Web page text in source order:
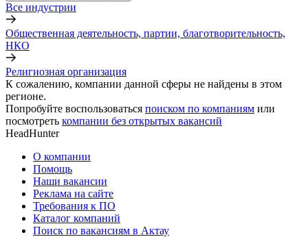
Все индустрии
Общественная деятельность, партии, благотворительность,
НКО
Религиозная организация
К сожалению, компании данной сферы не найдены в этом
регионе.
Попробуйте воспользоваться поиском по компаниям или
посмотреть компании без открытых вакансий
HeadHunter
О компании
Помощь
Наши вакансии
Реклама на сайте
Требования к ПО
Каталог компаний
Поиск по вакансиям в Актау